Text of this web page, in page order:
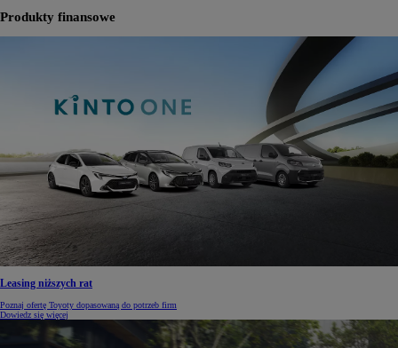
Produkty finansowe
Leasing niższych rat
Poznaj ofertę Toyoty dopasowaną do potrzeb firm
Dowiedz się więcej